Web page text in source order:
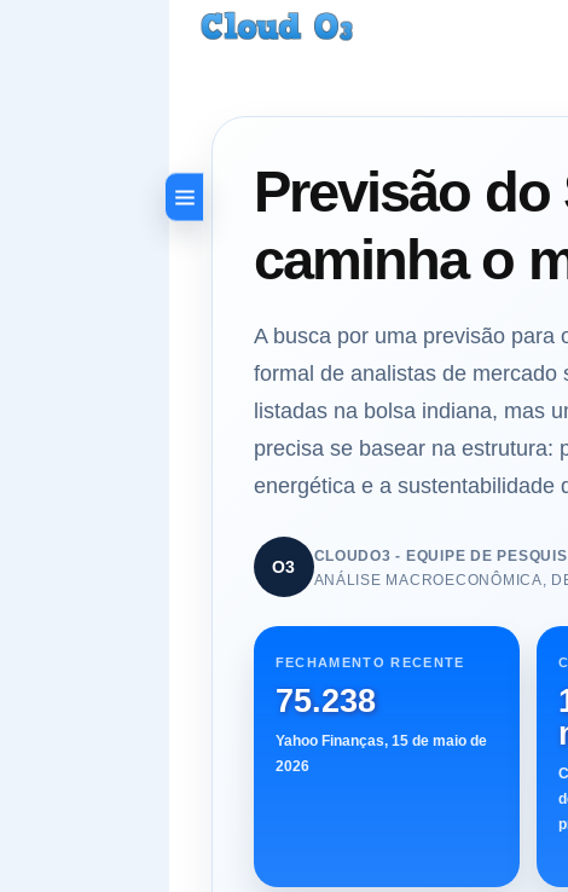
Previsão do
caminha o
A busca por uma previsão para
formal de analistas de
listadas na bolsa indiana, mas
precisa se basear na estrutura:
energética e a sustentabilidade
O3
CLOUDO3 - EQUIPE DE
ANÁLISE MACROECONÔMICA,
FECHAMENTO RECENTE
75.238
Yahoo Finanças, 15 de maio de
2026